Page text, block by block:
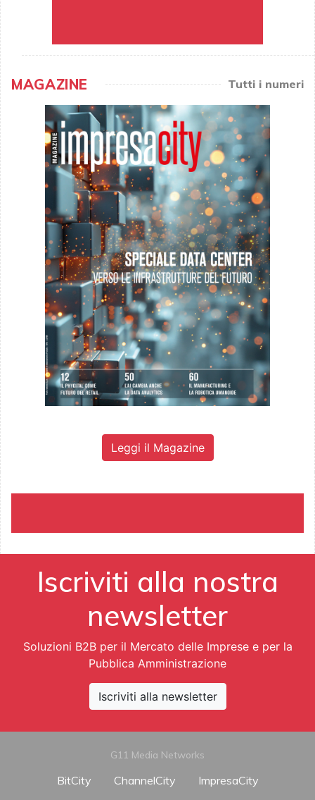
MAGAZINE Tutti i numeri
Leggi il Magazine
Iscriviti alla nostra
newsletter
Soluzioni B2B per il Mercato delle Imprese e per la
Pubblica Amministrazione
Iscriviti alla newsletter
G11 Media Networks
BitCity ChannelCity
ImpresaCity